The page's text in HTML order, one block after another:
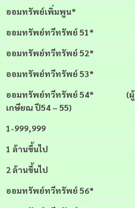
ออมทรัพย์เพิ่มพูน*
ออมทรัพย์ทวีทรัพย์ 51*
ออมทรัพย์ทวีทรัพย์ 52*
ออมทรัพย์ทวีทรัพย์ 53*
ออมทรัพย์ทวีทรัพย์ 54* (ผู้
เกษียณ ปี54 – 55)
1-999,999
1 ล้านขึ้นไป
2 ล้านขึ้นไป
ออมทรัพย์ทวีทรัพย์ 56*